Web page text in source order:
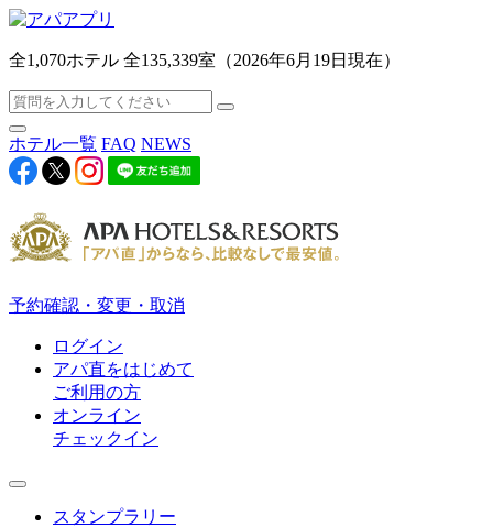
全1,070ホテル 全135,339室（2026年6月19日現在）
ホテル一覧 FAQ NEWS
予約確認・変更・取消
ログイン
アパ直をはじめて
ご利用の方
オンライン
チェックイン
スタンプラリー